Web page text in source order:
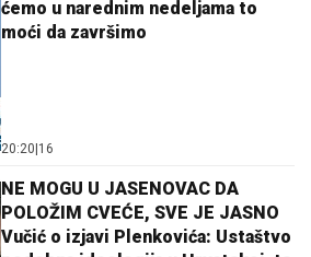
ćemo u narednim nedeljama to
moći da završimo
20:20 16
NE MOGU U JASENOVAC DA
POLOŽIM CVEĆE, SVE JE JASNO
Vučić o izjavi Plenkovića: Ustaštvo